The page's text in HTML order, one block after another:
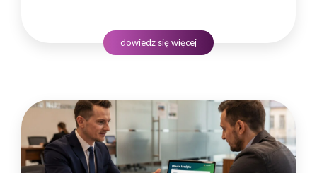
podejmowania decyzji. W takim środowisku
to nie pojedyncze kompetencje, lecz dobrze…
dowiedz się więcej